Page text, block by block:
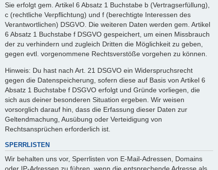
Sie erfolgt gem. Artikel 6 Absatz 1 Buchstabe b (Vertragserfüllung),
c (rechtliche Verpflichtung) und f (berechtigte Interessen des
Verantwortlichen) DSGVO. Die weiteren Daten werden gem. Artikel
6 Absatz 1 Buchstabe f DSGVO gespeichert, um einen Missbrauch
der zu verhindern und zugleich Dritten die Möglichkeit zu geben,
gegen evtl. vorgenommene Rechtsverstöße vorgehen zu können.
Hinweis: Du hast nach Art. 21 DSGVO ein Widerspruchsrecht
gegen die Datenspeicherung, sofern diese auf Basis von Artikel 6
Absatz 1 Buchstabe f DSGVO erfolgt und Gründe vorliegen, die
sich aus deiner besonderen Situation ergeben. Wir weisen
vorsorglich darauf hin, dass die Erfassung dieser Daten zur
Geltendmachung, Ausübung oder Verteidigung von
Rechtsansprüchen erforderlich ist.
SPERRLISTEN
Wir behalten uns vor, Sperrlisten von E-Mail-Adressen, Domains